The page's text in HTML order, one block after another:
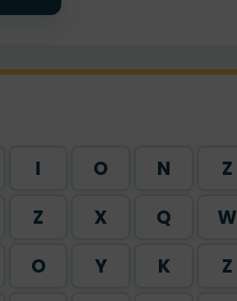
I O N
Z
Z X Q
W
O Y K
Z